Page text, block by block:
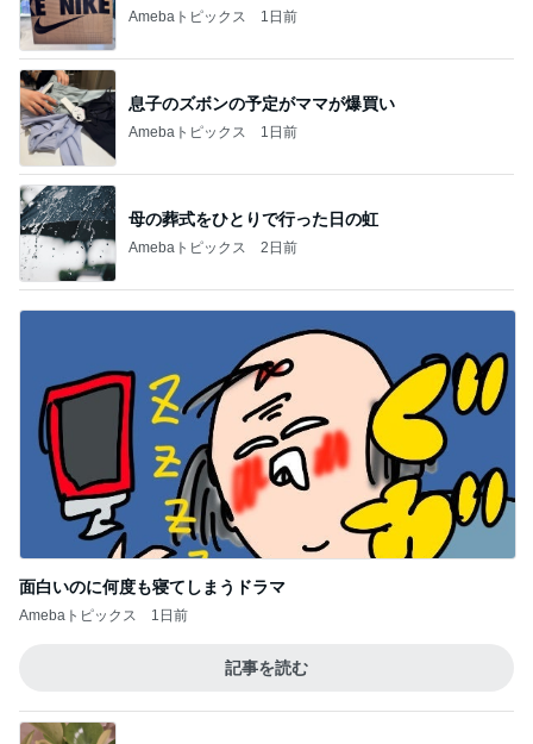
Amebaトピックス 1日前
息子のズボンの予定がママが爆買い
Amebaトピックス 1日前
母の葬式をひとりで行った日の虹
Amebaトピックス 2日前
面白いのに何度も寝てしまうドラマ
Amebaトピックス 1日前
記事を読む